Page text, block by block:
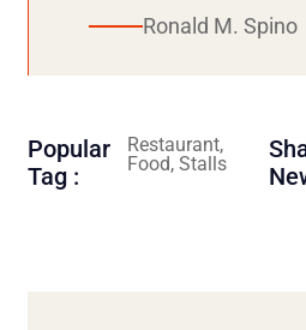
Ronald M. Spino
Popular
Tag :
Restaurant,
Food, Stalls